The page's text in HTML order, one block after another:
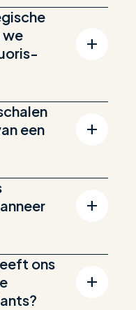
we
een
ons